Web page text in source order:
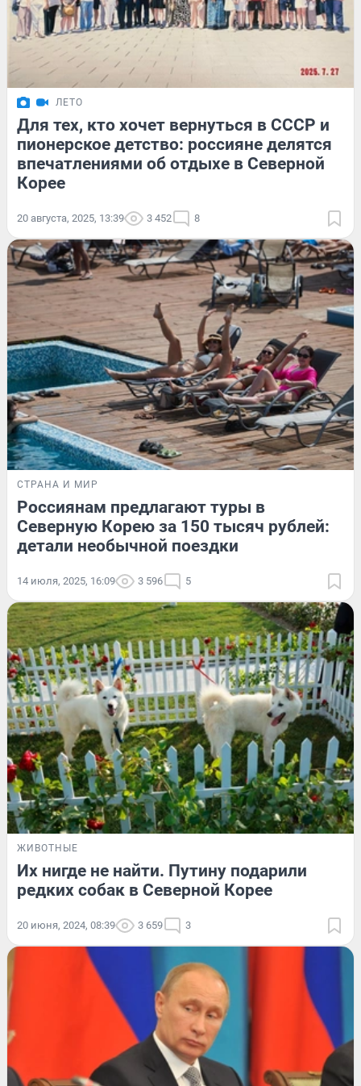
ЛЕТО
Для тех, кто хочет вернуться в СССР и
пионерское детство: россияне делятся
впечатлениями об отдыхе в Северной
Корее
20 августа, 2025, 13:39 3 452 8
СТРАНА И МИР
Россиянам предлагают туры в
Северную Корею за 150 тысяч рублей:
детали необычной поездки
14 июля, 2025, 16:09 3 596 5
ЖИВОТНЫЕ
Их нигде не найти. Путину подарили
редких собак в Северной Корее
20 июня, 2024, 08:39 3 659 3